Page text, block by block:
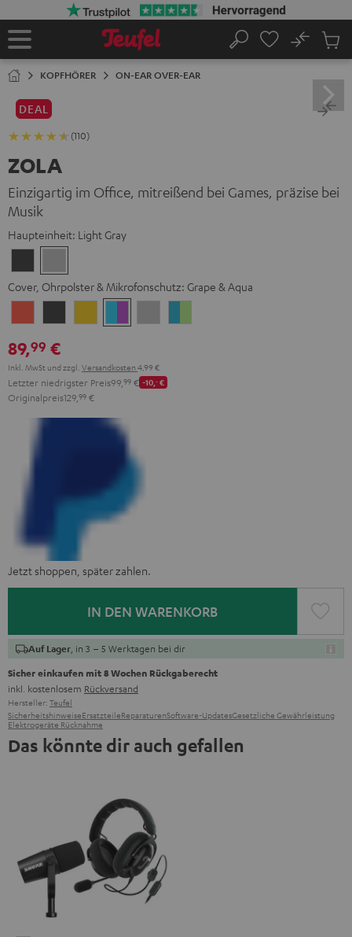
Startseite
Suche
No
KOPFHÖRER ON-EAR OVER-EAR
DEAL
(110)
ZOLA
Einzigartig im Office, mitreißend bei Games, präzise bei
Musik
Haupteinheit: Light Gray
Gray
Gray
Cover, Ohrpolster & Mikrofonschutz: Grape & Aqua
Red
Gray
Amber&
Gray
89,99 €
Inkl. MwSt und zzgl. Versandkosten 4,99 €
Letzter niedrigster Preis99, 99 € -10,‐€
Originalpreis129, 99 €
Jetzt shoppen, später zahlen.
IN DEN WARENKORB
Auf Lager , in 3 – 5 Werktagen bei dir
Sicher einkaufen mit 8 Wochen Rückgaberecht
inkl. kostenlosem Rückversand
Hersteller: Teufel
SicherheitshinweiseErsatzteileReparaturenSoftware-UpdatesGesetzliche Gewährleistung
Elektrogeräte Rücknahme
Das könnte dir auch gefallen